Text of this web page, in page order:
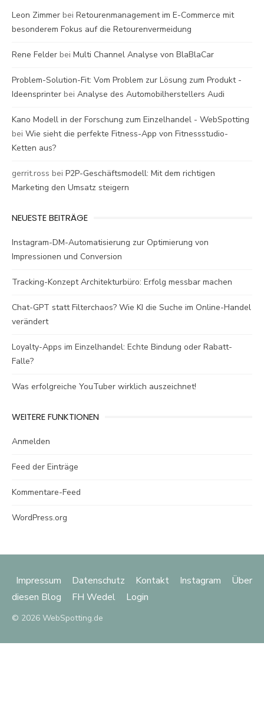
Leon Zimmer bei Retourenmanagement im E-Commerce mit
besonderem Fokus auf die Retourenvermeidung
Rene Felder bei Multi Channel Analyse von BlaBlaCar
Problem-Solution-Fit: Vom Problem zur Lösung zum Produkt -
Ideensprinter bei Analyse des Automobilherstellers Audi
Kano Modell in der Forschung zum Einzelhandel - WebSpotting
bei Wie sieht die perfekte Fitness-App von Fitnessstudio-
Ketten aus?
gerrit.ross bei P2P-Geschäftsmodell: Mit dem richtigen
Marketing den Umsatz steigern
NEUESTE BEITRÄGE
Instagram-DM-Automatisierung zur Optimierung von
Impressionen und Conversion
Tracking-Konzept Architekturbüro: Erfolg messbar machen
Chat-GPT statt Filterchaos? Wie KI die Suche im Online-Handel
verändert
Loyalty-Apps im Einzelhandel: Echte Bindung oder Rabatt-
Falle?
Was erfolgreiche YouTuber wirklich auszeichnet!
WEITERE FUNKTIONEN
Anmelden
Feed der Einträge
Kommentare-Feed
WordPress.org
Impressum Datenschutz Kontakt Instagram
Über
diesen Blog
FH Wedel Login
© 2026 WebSpotting.de